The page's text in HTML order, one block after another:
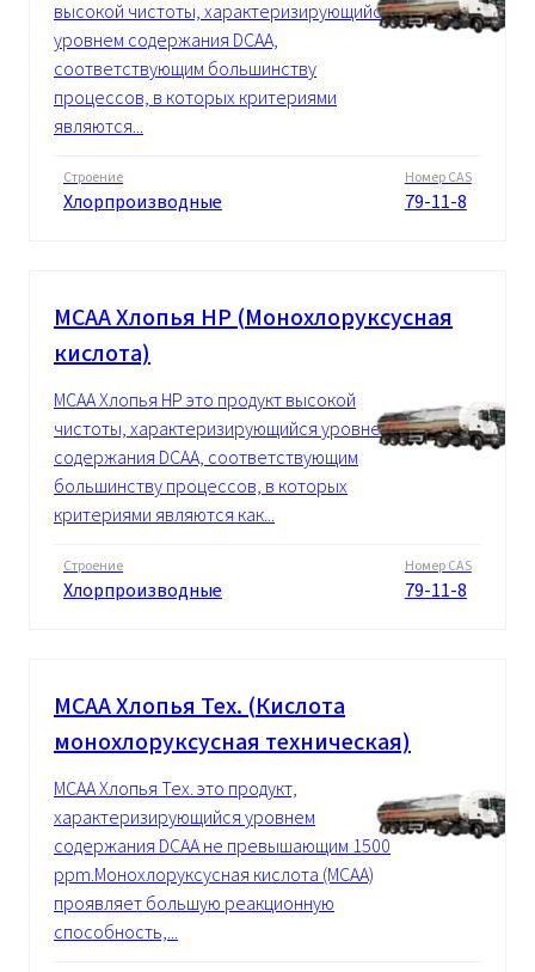
высокой чистоты, характеризирующийся
уровнем содержания DCAA,
соответствующим большинству
процессов, в которых критериями
являются...
Строение
Хлорпроизводные
Номер CAS
79-11-8
MCAA Xлопья HP (Монохлоруксусная
кислота)
MCAA Xлопья HP это продукт высокой
чистоты, характеризирующийся уровнем
содержания DCAA, соответствующим
большинству процессов, в которых
критериями являются как...
Строение
Хлорпроизводные
Номер CAS
79-11-8
MCAA Xлопья Tex. (Кислота
монохлоруксусная техническая)
MCAA Xлопья Tex. это продукт,
характеризирующийся уровнем
содержания DCAA не превышающим 1500
ppm.Монохлоруксусная кислота (MCAA)
проявляет большую реакционную
способность,...